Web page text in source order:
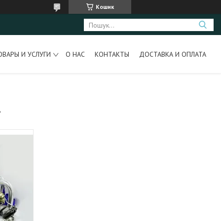
Кошик
И УСЛУГИ О НАС КОНТАКТЫ ДОСТАВКА И ОПЛАТА